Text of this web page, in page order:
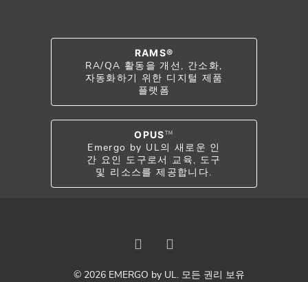
RAMS®
RA/QA 활동을 개선, 간소화,
자동화하기 위한 디지털 제품
플랫폼
OPUS TM
Emergo by UL의 새로운 인
간 요인 도구로서 교육, 도구
및 리소스를 제공합니다.
© 2026 EMERGO by UL. 모든 권리 보유